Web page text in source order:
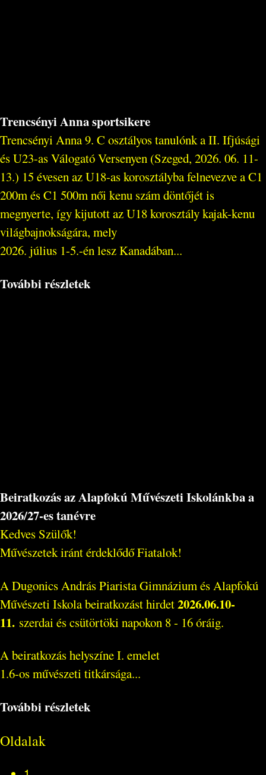
Trencsényi Anna sportsikere
Trencsényi Anna 9. C osztályos tanulónk a II. Ifjúsági
és U23-as Válogató Versenyen (Szeged, 2026. 06. 11-
13.) 15 évesen az U18-as korosztályba felnevezve a C1
200m és C1 500m női kenu szám döntőjét is
megnyerte, így kijutott az U18 korosztály kajak-kenu
világbajnokságára, mely
2026. július 1-5.-én lesz Kanadában...
További részletek
Beiratkozás az Alapfokú Művészeti Iskolánkba a
2026/27-es tanévre
Kedves Szülők!
Művészetek iránt érdeklődő Fiatalok!
A Dugonics András Piarista Gimnázium és Alapfokú
Művészeti Iskola beiratkozást hirdet2026.06.10-
11. szerdai és csütörtöki napokon 8 - 16 óráig.
A beiratkozás helyszíne I. emelet
1.6-os művészeti titkársága...
További részletek
Oldalak